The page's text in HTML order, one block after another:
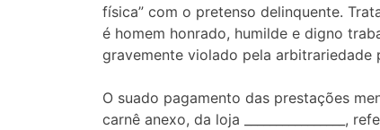
física” com o pretenso delinquente.
é homem honrado, humilde e digno
gravemente violado pela arbitrariedade
O suado pagamento das prestações
carnê anexo, da loja